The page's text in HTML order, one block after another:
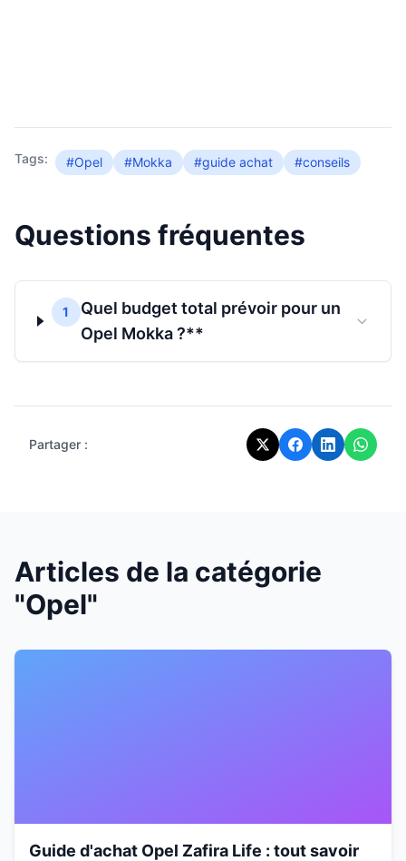
Tags: #Opel #Mokka #guide achat #conseils
Questions fréquentes
1
Quel budget total prévoir pour un
Opel Mokka ?**
Partager :
Articles de la catégorie
"Opel"
Guide d'achat Opel Zafira Life : tout savoir